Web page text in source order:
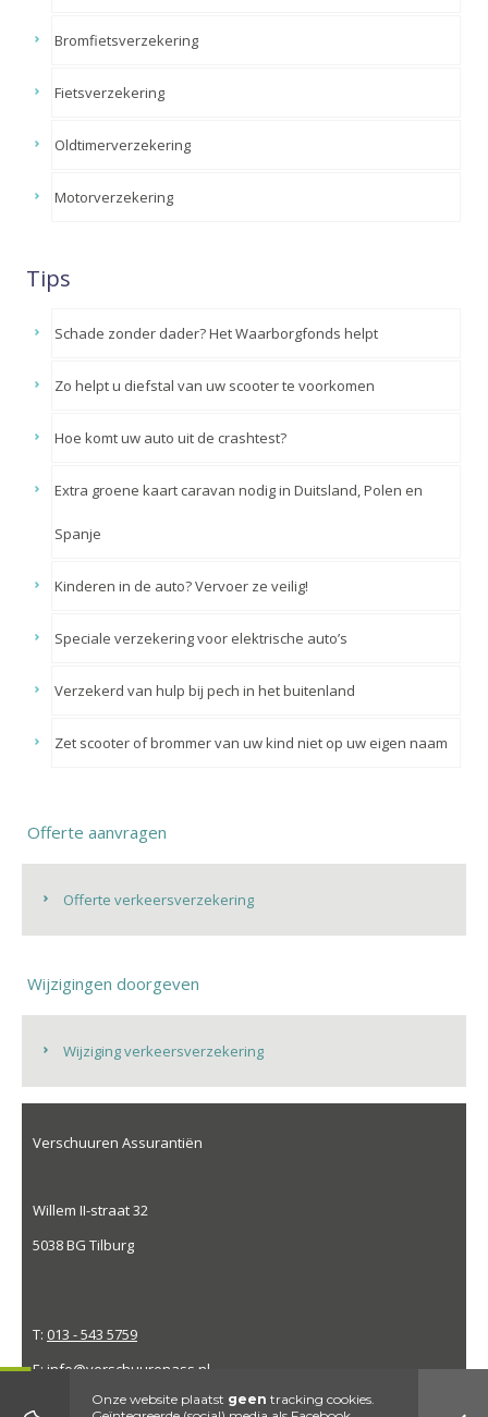
Bromfietsverzekering
Fietsverzekering
Oldtimerverzekering
Motorverzekering
Tips
Schade zonder dader? Het Waarborgfonds helpt
Zo helpt u diefstal van uw scooter te voorkomen
Hoe komt uw auto uit de crashtest?
Extra groene kaart caravan nodig in Duitsland, Polen en
Spanje
Kinderen in de auto? Vervoer ze veilig!
Speciale verzekering voor elektrische auto’s
Verzekerd van hulp bij pech in het buitenland
Zet scooter of brommer van uw kind niet op uw eigen naam
Offerte aanvragen
Offerte verkeersverzekering
Wijzigingen doorgeven
Wijziging verkeersverzekering
Verschuuren Assurantiën
Willem II-straat 32
5038 BG Tilburg
T: 013 - 543 5759
E: info@verschuurenass.nl
Onze website plaatst geen tracking cookies.